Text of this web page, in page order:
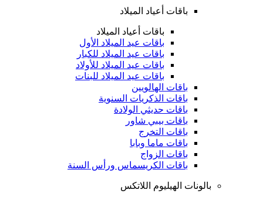
باقات أعياد الميلاد
باقات أعياد الميلاد
باقات عيد الميلاد الأول
باقات عيد الميلاد للكبار
باقات عيد الميلاد للأولاد
باقات عيد الميلاد للبنات
باقات الهالويين
باقات الذكريات السنوية
باقات حديثي الولادة
باقات بيبي شاور
باقات التخرج
باقات ماما وبابا
باقات الزواج
باقات الكريسماس ورأس السنة
بالونات الهيليوم اللاتكس